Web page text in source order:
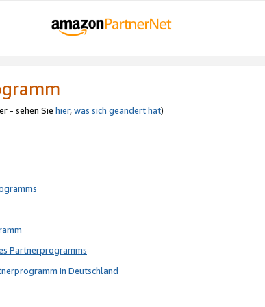
- sehen Sie hier,was sich geändert hat)
Partnerprogramms
in Deutschland